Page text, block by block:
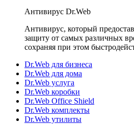
Антивирус Dr.Web
Антивирус, который
защиту от самых различных
сохраняя при этом
Dr.Web для бизнеса
Dr.Web для дома
Dr.Web услуга
Dr.Web коробки
Dr.Web Office Shield
Dr.Web комплекты
Dr.Web утилиты